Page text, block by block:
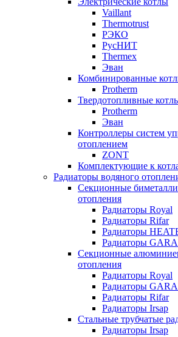
Vaillant
Thermotrust
РЭКО
РусНИТ
Thermex
Эван
Комбинированные
Protherm
Твердотопливные
Protherm
Эван
Контроллеры систем
отоплением
ZONT
Комплектующие к
Радиаторы водяного
Секционные
отопления
Радиаторы Royal
Радиаторы Rifar
Радиаторы
Радиаторы
Секционные
отопления
Радиаторы Royal
Радиаторы
Радиаторы Rifar
Радиаторы Irsap
Стальные трубчатые
Радиаторы Irsap